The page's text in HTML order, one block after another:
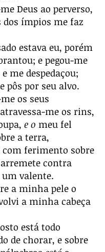
Deus ao perverso,
dos ímpios me faz
estava eu, porém
e pegou-me
me despedaçou;
pôs por seu alvo.
os seus
me os rins,
e o meu fel
a terra,
com ferimento sobre
contra
valente.
a minha pele o
a minha cabeça
está todo
de chorar, e sobre